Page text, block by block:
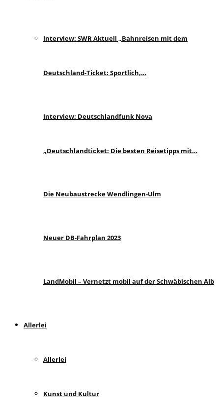
Interview: SWR Aktuell „Bahnreisen mit dem
Deutschland-Ticket: Sportlich,…
Interview: Deutschlandfunk Nova
„Deutschlandticket: Die besten Reisetipps mit…
Die Neubaustrecke Wendlingen-Ulm
Neuer DB-Fahrplan 2023
LandMobil – Vernetzt mobil auf der Schwäbischen Alb
Allerlei
Allerlei
Kunst und Kultur